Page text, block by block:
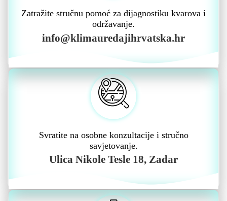
Zatražite stručnu pomoć za dijagnostiku kvarova i
održavanje.
info@klimauredajihrvatska.hr
Svratite na osobne konzultacije i stručno
savjetovanje.
Ulica Nikole Tesle 18, Zadar